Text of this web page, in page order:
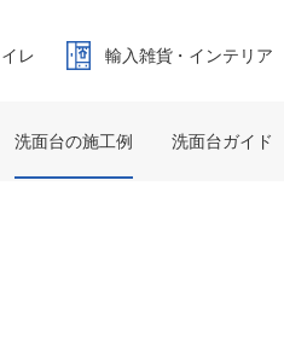
イレ 輸入雑貨・インテリア
洗面台の施工例 洗面台ガイド